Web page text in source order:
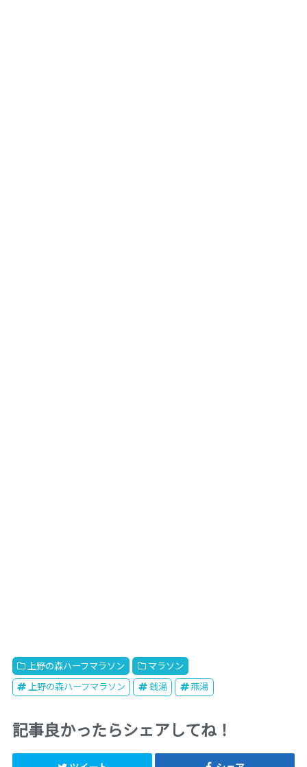
上野の森ハーフマラソン
マラソン
上野の森ハーフマラソン
銭湯 燕湯
記事良かったらシェアしてね！